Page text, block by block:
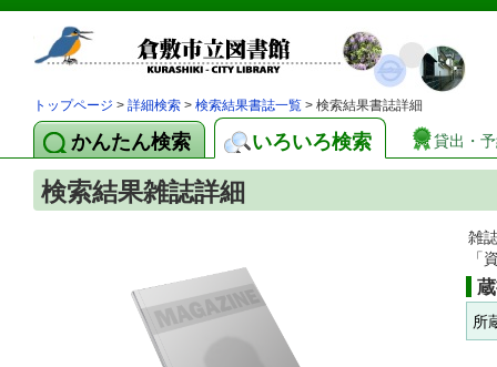
トップページ > 詳細検索 > 検索結果書誌一覧 > 検索結果書誌詳細
かんたん検索 いろいろ検索 貸出・
検索結果雑誌詳細
雑
「
所